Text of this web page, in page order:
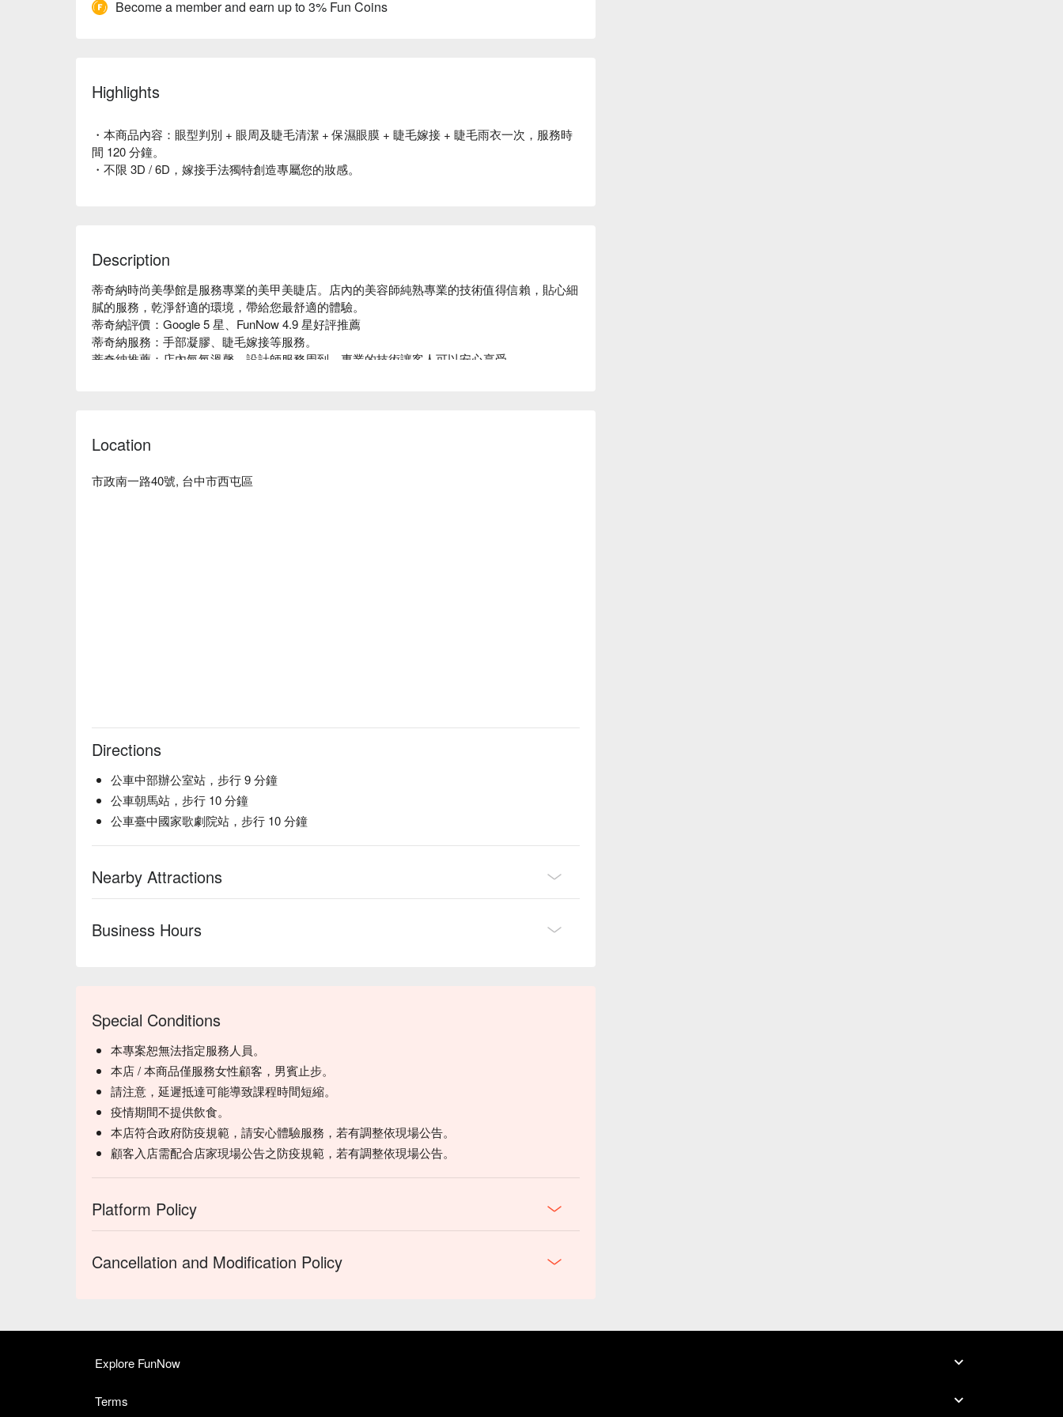
Become a member and earn up to 3% Fun Coins
Highlights
・本商品內容：眼型判別 + 眼周及睫毛清潔 + 保濕眼膜 + 睫毛嫁接 + 睫毛雨衣一次，服務時
間 120 分鐘。
・不限 3D / 6D，嫁接手法獨特創造專屬您的妝感。
Description
蒂奇納時尚美學館是服務專業的美甲美睫店。店內的美容師純熟專業的技術值得信賴，貼心細
膩的服務，乾淨舒適的環境，帶給您最舒適的體驗。
蒂奇納評價：Google 5 星、FunNow 4.9 星好評推薦
蒂奇納服務：手部凝膠、睫毛嫁接等服務。
蒂奇納推薦：店內氣氛溫馨，設計師服務周到，專業的技術讓客人可以安心享受。
Location
市政南一路40號, 台中市西屯區
Directions
公車中部辦公室站，步行 9 分鐘
公車朝馬站，步行 10 分鐘
公車臺中國家歌劇院站，步行 10 分鐘
Nearby Attractions
Business Hours
Special Conditions
本專案恕無法指定服務人員。
本店 / 本商品僅服務女性顧客，男賓止步。
請注意，延遲抵達可能導致課程時間短縮。
疫情期間不提供飲食。
本店符合政府防疫規範，請安心體驗服務，若有調整依現場公告。
顧客入店需配合店家現場公告之防疫規範，若有調整依現場公告。
Platform Policy
Cancellation and Modification Policy
Explore FunNow
Terms